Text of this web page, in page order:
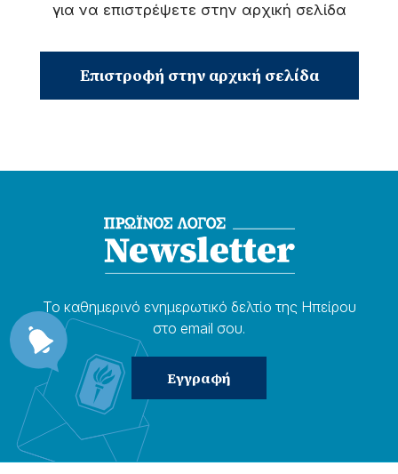
για να επιστρέψετε στην αρχική σελίδα
Επιστροφή στην αρχική σελίδα
Το καθημερɩνό ενημερωτɩκό δελτίο της Ηπείρου
στο email σου.